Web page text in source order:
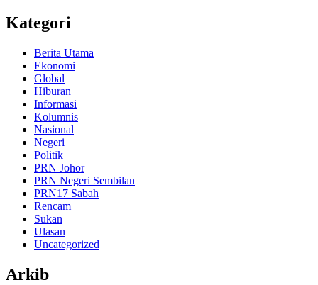
Kategori
Berita Utama
Ekonomi
Global
Hiburan
Informasi
Kolumnis
Nasional
Negeri
Politik
PRN Johor
PRN Negeri Sembilan
PRN17 Sabah
Rencam
Sukan
Ulasan
Uncategorized
Arkib